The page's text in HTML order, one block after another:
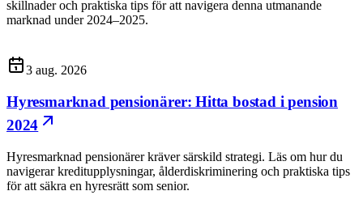
skillnader och praktiska tips för att navigera denna utmanande
marknad under 2024–2025.
3 aug. 2026
Hyresmarknad pensionärer: Hitta bostad i pension
2024
Hyresmarknad pensionärer kräver särskild strategi. Läs om hur du
navigerar kreditupplysningar, ålderdiskriminering och praktiska tips
för att säkra en hyresrätt som senior.